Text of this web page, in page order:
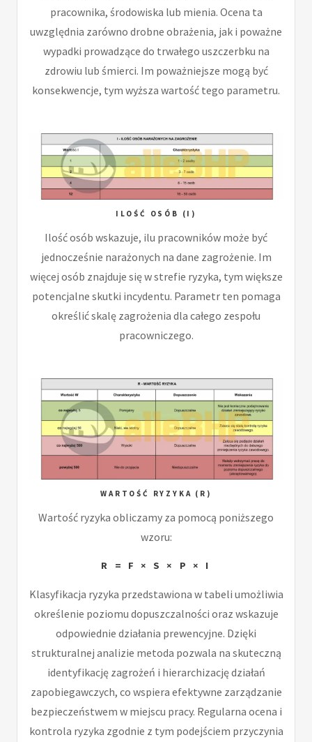
pracownika, środowiska lub mienia. Ocena ta
uwzględnia zarówno drobne obrażenia, jak i poważne
wypadki prowadzące do trwałego uszczerbku na
zdrowiu lub śmierci. Im poważniejsze mogą być
konsekwencje, tym wyższa wartość tego parametru.
ILOŚĆ OSÓB (I)
Ilość osób wskazuje, ilu pracowników może być
jednocześnie narażonych na dane zagrożenie. Im
więcej osób znajduje się w strefie ryzyka, tym większe
potencjalne skutki incydentu. Parametr ten pomaga
określić skalę zagrożenia dla całego zespołu
pracowniczego.
WARTOŚĆ RYZYKA (R)
Wartość ryzyka obliczamy za pomocą poniższego
wzoru:
R = F × S × P × I
Klasyfikacja ryzyka przedstawiona w tabeli umożliwia
określenie poziomu dopuszczalności oraz wskazuje
odpowiednie działania prewencyjne. Dzięki
strukturalnej analizie metoda pozwala na skuteczną
identyfikację zagrożeń i hierarchizację działań
zapobiegawczych, co wspiera efektywne zarządzanie
bezpieczeństwem w miejscu pracy. Regularna ocena i
kontrola ryzyka zgodnie z tym podejściem przyczynia